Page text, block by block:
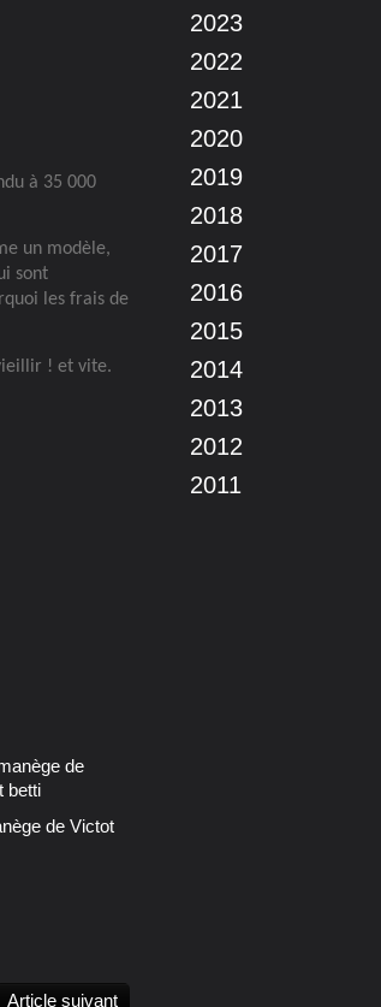
à 35 000
un modèle,
sont
les frais de
! et vite.
de Victot
Article suivant
2023
2022
2021
2020
2019
2018
2017
2016
2015
2014
2013
2012
2011